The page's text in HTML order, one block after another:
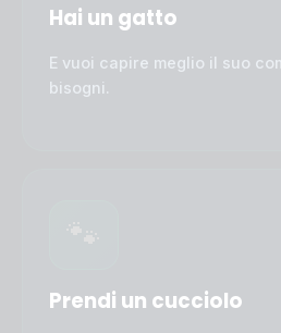
Hai un gatto
E vuoi capire meglio il suo
bisogni.
Prendi un cucciolo